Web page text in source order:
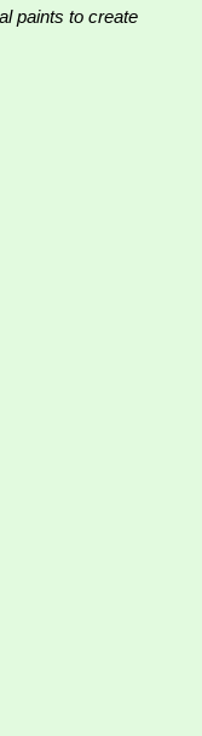
paints to create